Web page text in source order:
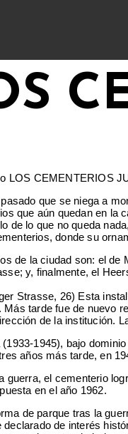
que se niega a
que aún quedan en
de lo que no queda
donde su
de la ciudad son: el
y, finalmente, el
Strasse, 26) Esta
tarde fue de nuevo
de la institución.
1945), bajo
años más tarde, en
guerra, el cementerio
en el año 1962.
de parque tras la
declarado de interés